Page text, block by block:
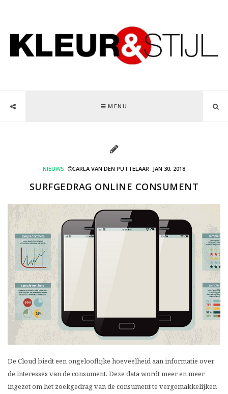
MENU
NIEUWS CARLA VAN DEN PUTTELAAR JAN 30, 2018
SURFGEDRAG ONLINE CONSUMENT
De Cloud biedt een ongelooflijke hoeveelheid aan informatie over
de interesses van de consument. Deze data wordt meer en meer
ingezet om het zoekgedrag van de consument te vergemakkelijken